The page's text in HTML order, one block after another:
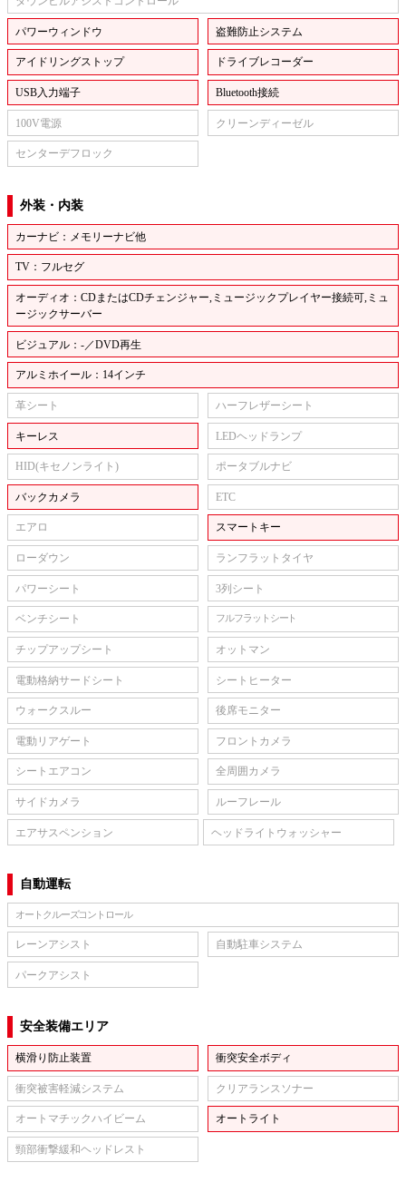
パワーウィンドウ 盗難防止システム
アイドリングストップ ドライブレコーダー
USB入力端子 Bluetooth接続
100V電源 クリーンディーゼル
センターデフロック
外装・内装
カーナビ：メモリーナビ他
TV：フルセグ
オーディオ：CDまたはCDチェンジャー,ミュージックプレイヤー接続可,ミュ
ージックサーバー
ビジュアル：-／DVD再生
アルミホイール：14インチ
革シート ハーフレザーシート
キーレス LEDヘッドランプ
HID(キセノンライト) ポータブルナビ
バックカメラ ETC
エアロ スマートキー
ローダウン ランフラットタイヤ
パワーシート 3列シート
ベンチシート フルフラットシート
チップアップシート オットマン
電動格納サードシート シートヒーター
ウォークスルー 後席モニター
電動リアゲート フロントカメラ
シートエアコン 全周囲カメラ
サイドカメラ ルーフレール
エアサスペンション ヘッドライトウォッシャー
自動運転
オートクルーズコントロール
レーンアシスト 自動駐車システム
パークアシスト
安全装備エリア
横滑り防止装置 衝突安全ボディ
衝突被害軽減システム クリアランスソナー
オートマチックハイビーム オートライト
頸部衝撃緩和ヘッドレスト